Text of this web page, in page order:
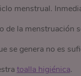
menstrual.
de la menstruación
se genera no es
toalla higiénica.